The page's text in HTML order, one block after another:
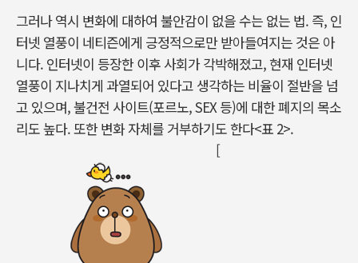
그러나 역시 변화에 대하여 불안감이 없을 수는 없는 법. 즉, 인
터넷 열풍이 네티즌에게 긍정적으로만 받아들여지는 것은 아
니다. 인터넷이 등장한 이후 사회가 각박해졌고, 현재 인터넷
열풍이 지나치게 과열되어 있다고 생각하는 비율이 절반을 넘
고 있으며, 불건전 사이트(포르노, SEX 등)에 대한 폐지의 목소
리도 높다. 또한 변화 자체를 거부하기도 한다<표 2>.
[